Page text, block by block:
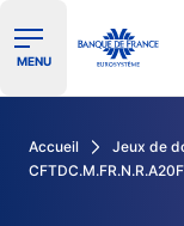
Ouvrir le menu
MENU
Accueil Jeux de